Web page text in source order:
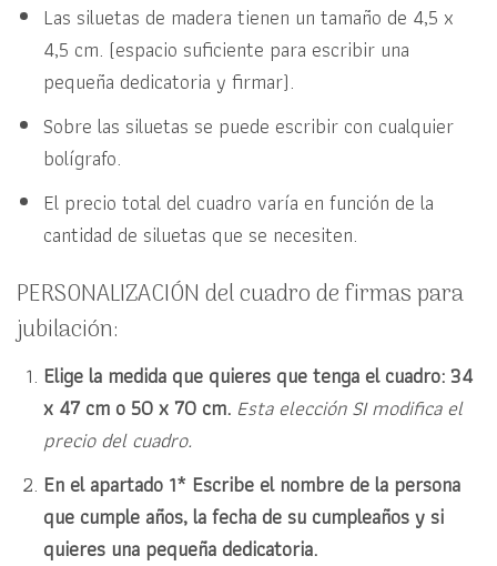
Las siluetas de madera tienen un tamaño de 4,5 x
4,5 cm. (espacio suficiente para escribir una
pequeña dedicatoria y firmar).
Sobre las siluetas se puede escribir con cualquier
bolígrafo.
El precio total del cuadro varía en función de la
cantidad de siluetas que se necesiten.
PERSONALIZACIÓN del cuadro de firmas para
jubilación:
Elige la medida que quieres que tenga el cuadro: 34
x 47 cm o 50 x 70 cm. Esta elección SI modifica el
precio del cuadro.
En el apartado 1* Escribe el nombre de la persona
que cumple años, la fecha de su cumpleaños y si
quieres una pequeña dedicatoria.